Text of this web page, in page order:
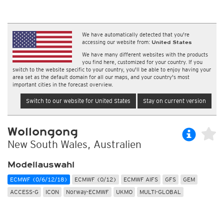
We have automatically detected that you're
accessing our website from: United States
We have many different websites with the products
you find here, customized for your country. If you
switch to the website specific to your country, you'll be able to enjoy having your
area set as the default domain for all our maps, and your country's most
important cities in the forecast overview.
Switch to our website for United States Stay on current version
Wollongong
New South Wales, Australien
Modellauswahl
ECMWF (0/6/12/18) ECMWF (0/12) ECMWF AIFS GFS
GEM
ACCESS-G
ICON Norway-ECMWF UKMO MULTI-GLOBAL